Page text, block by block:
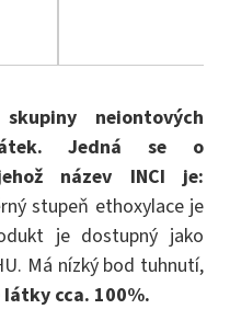
neiontových
Jedná se o
název INCI je:
stupeň ethoxylace je
je dostupný jako
Má nízký bod tuhnutí,
látky cca. 100%.